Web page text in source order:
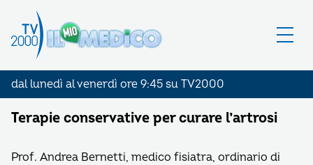
dal lunedì al venerdì ore 9:45 su TV2000
Terapie conservative per curare l’artrosi
Prof. Andrea Bernetti, medico fisiatra, ordinario di